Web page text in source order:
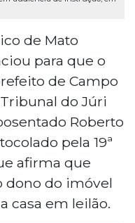
de Mato
para que o
de Campo
do Júri
Roberto
pela 19ª
afirma que
dono do imóvel
casa em leilão.